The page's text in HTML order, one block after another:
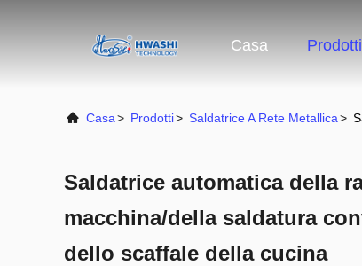
Casa Prodotti
Casa> Prodotti> Saldatrice A Rete Metallica>
Saldatrice automatica della
macchina/della saldatura
dello scaffale della cucina